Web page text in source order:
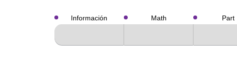
Información Math Part